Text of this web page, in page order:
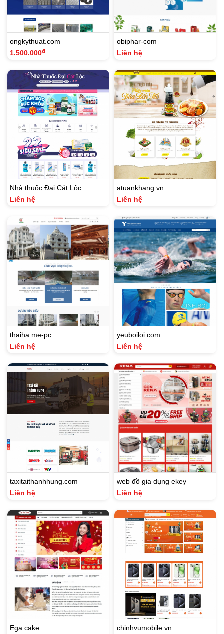
ongkythuat.com
1.500.000đ
obiphar-com
Liên hệ
Nhà thuốc Đại Cát Lộc
Liên hệ
atuankhang.vn
Liên hệ
thaiha.me-pc
Liên hệ
yeuboiloi.com
Liên hệ
taxitaithanhhung.com
Liên hệ
web đồ gia dụng ekey
Liên hệ
Ega cake
chinhvumobile.vn